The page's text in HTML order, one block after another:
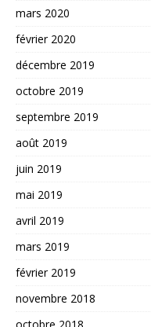
mars 2020
février 2020
décembre 2019
octobre 2019
septembre 2019
août 2019
juin 2019
mai 2019
avril 2019
mars 2019
février 2019
novembre 2018